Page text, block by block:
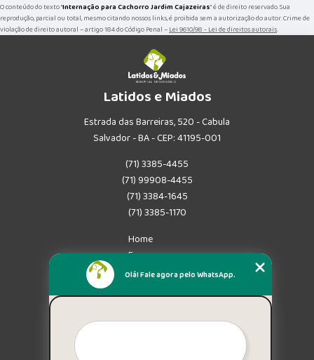
O conteúdo do texto "Internação para Cachorro Jardim Cajazeiras" é de direito reservado. Sua
reprodução, parcial ou total, mesmo citando nossos links, é proibida sem a autorização do autor. Crime de
violação de direito autoral – artigo 184 do Código Penal –Lei 9610/98 - Lei de direitos autorais.
Latidos e Miados
Estrada das Barreiras, 520 - Cabula
Salvador - BA - CEP: 41195-001
(71) 3385-4455
(71) 99908-4455
(71) 3384-1645
(71) 3385-1170
Home
Empresa
Missão
Mapa do site
Olá! Fale agora pelo WhatsApp.